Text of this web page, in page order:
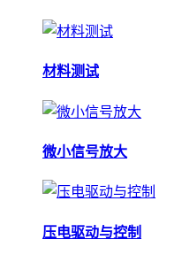
材料测试
微小信号放大
压电驱动与控制